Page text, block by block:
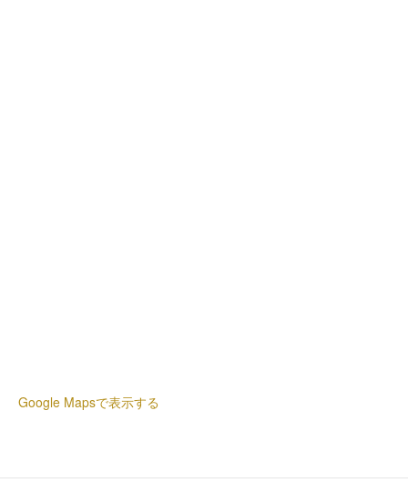
Google Mapsで表示する